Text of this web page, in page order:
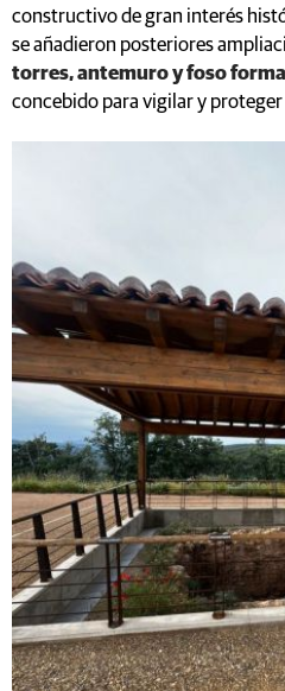
constructivo de gran interés
se añadieron posteriores
torres, antemuro y foso
concebido para vigilar y